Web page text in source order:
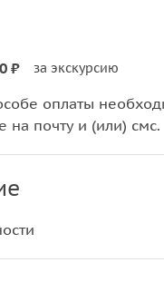
₽ за экскурсию
оплаты
на почту и (или) смс.